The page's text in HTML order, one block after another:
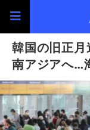
韓国の旧正
南アジアへ…